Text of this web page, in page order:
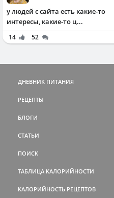
у людей с сайта есть какие-то
интересы, какие-то ц...
14 52
ДНЕВНИК ПИТАНИЯ
РЕЦЕПТЫ
БЛОГИ
СТАТЬИ
ПОИСК
ТАБЛИЦА КАЛОРИЙНОСТИ
КАЛОРИЙНОСТЬ РЕЦЕПТОВ